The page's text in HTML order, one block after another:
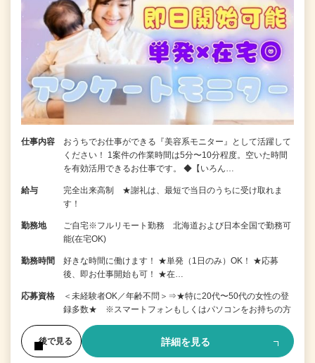
仕事内容
おうちでお仕事ができる『美容系モニター』として活躍して
ください！ 1案件の作業時間は5分〜10分程度。空いた時間
を有効活用できるお仕事です。 ◆【いろん…
給与
完全出来高制 ★謝礼は、最短で当日のうちに受け取れま
す！
勤務地
ご自宅※フルリモート勤務 北海道および日本全国で勤務可
能(在宅OK)
勤務時間
好きな時間に働けます！ ★単発（1日のみ）OK！ ★応募
後、即お仕事開始も可！ ★在…
応募資格
＜未経験者OK／年齢不問＞⇒★特に20代〜50代の女性の登
録多数★ ※スマートフォンもしくはパソコンをお持ちの方
後で見る 詳細を見る